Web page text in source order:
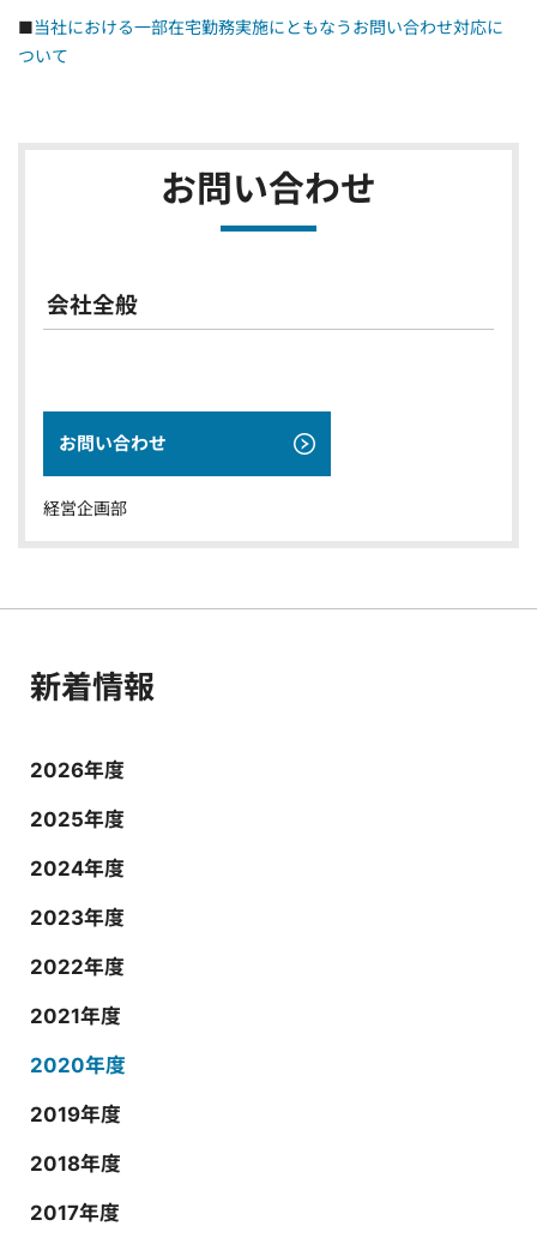
■当社における一部在宅勤務実施にともなうお問い合わせ対応に
ついて
お問い合わせ
会社全般
お問い合わせ
経営企画部
新着情報
2026年度
2025年度
2024年度
2023年度
2022年度
2021年度
2020年度
2019年度
2018年度
2017年度